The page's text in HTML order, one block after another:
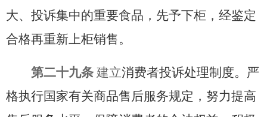
大、投诉集中的重要食品，先予下柜，经鉴定
合格再重新上柜销售。
第二十九条 建立消费者投诉处理制度。 严
格执行国家有关商品售后服务规定 ，努力提高